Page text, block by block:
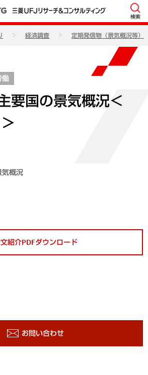
検索
経済調査 定期発信物（景気概況等）
働
要国の景気概況＜
気概況
紹介PDFダウンロード
お問い合わせ